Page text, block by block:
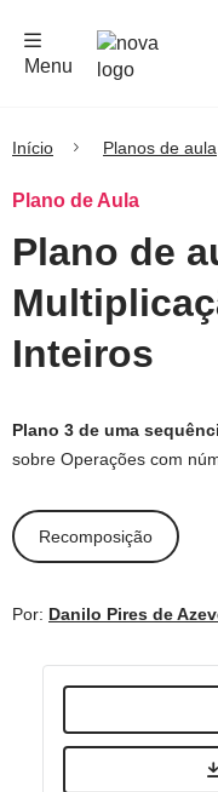
Menu
Início Planos de aula
Plano de Aula
Plano de
Inteiros
Plano 3 de uma
sobre Operações com
Recomposição
Por: Danilo Pires de